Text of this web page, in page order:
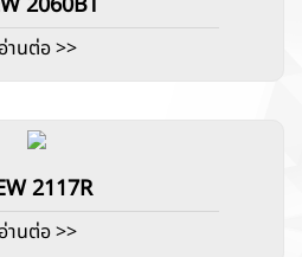
อ่านต่อ >>
2117R
อ่านต่อ >>